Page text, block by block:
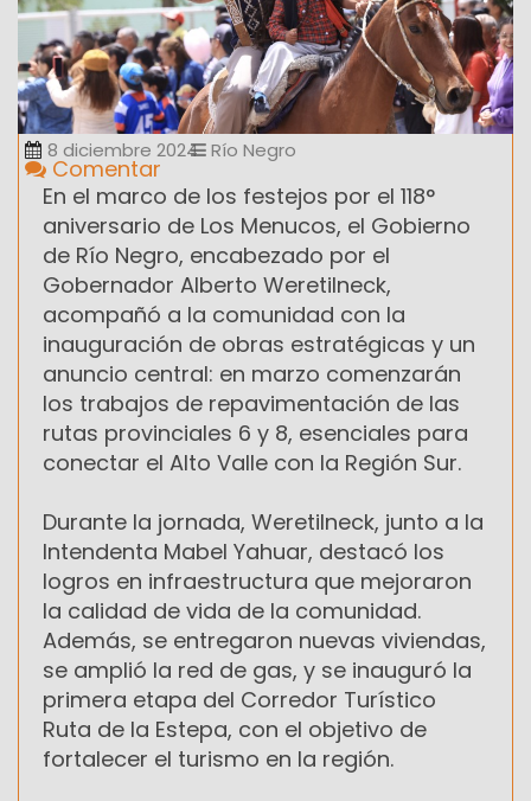
8 diciembre 2024 Río Negro
Comentar
En el marco de los festejos por el 118°
aniversario de Los Menucos, el Gobierno
de Río Negro, encabezado por el
Gobernador Alberto Weretilneck,
acompañó a la comunidad con la
inauguración de obras estratégicas y un
anuncio central: en marzo comenzarán
los trabajos de repavimentación de las
rutas provinciales 6 y 8, esenciales para
conectar el Alto Valle con la Región Sur.
Durante la jornada, Weretilneck, junto a la
Intendenta Mabel Yahuar, destacó los
logros en infraestructura que mejoraron
la calidad de vida de la comunidad.
Además, se entregaron nuevas viviendas,
se amplió la red de gas, y se inauguró la
primera etapa del Corredor Turístico
Ruta de la Estepa, con el objetivo de
fortalecer el turismo en la región.